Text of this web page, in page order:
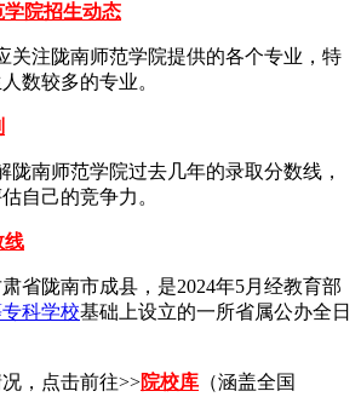
学院招生动态
关注陇南师范学院提供的各个专业，特
数较多的专业。
陇南师范学院过去几年的录取分数线，
自己的竞争力。
线
省陇南市成县，是2024年5月经教育部
科学校基础上设立的一所省属公办全日
，点击前往>>院校库 （涵盖全国